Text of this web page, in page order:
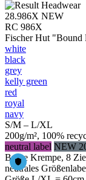
28.986X NEW
RC 986X
Fischer Hut "Bound
white
black
grey
kelly green
red
royal
navy
S/M – L/XL
200g/m², 100%
neutral label NEW
Breite Krempe, 8
neutrales